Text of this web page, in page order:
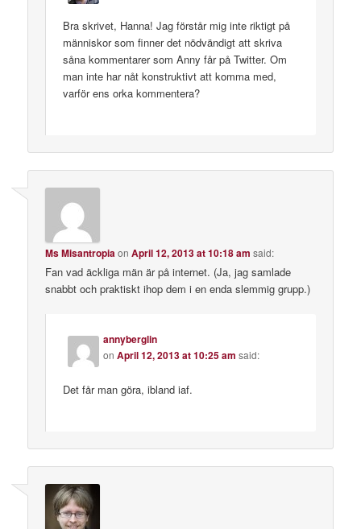
Bra skrivet, Hanna! Jag förstår mig inte riktigt på
människor som finner det nödvändigt att skriva
såna kommentarer som Anny får på Twitter. Om
man inte har nåt konstruktivt att komma med,
varför ens orka kommentera?
Ms MisantropiaonApril 12, 2013 at 10:18 am said:
Fan vad äckliga män är på internet. (Ja, jag samlade
snabbt och praktiskt ihop dem i en enda slemmig grupp.)
annyberglin
onApril 12, 2013 at 10:25 am said:
Det får man göra, ibland iaf.